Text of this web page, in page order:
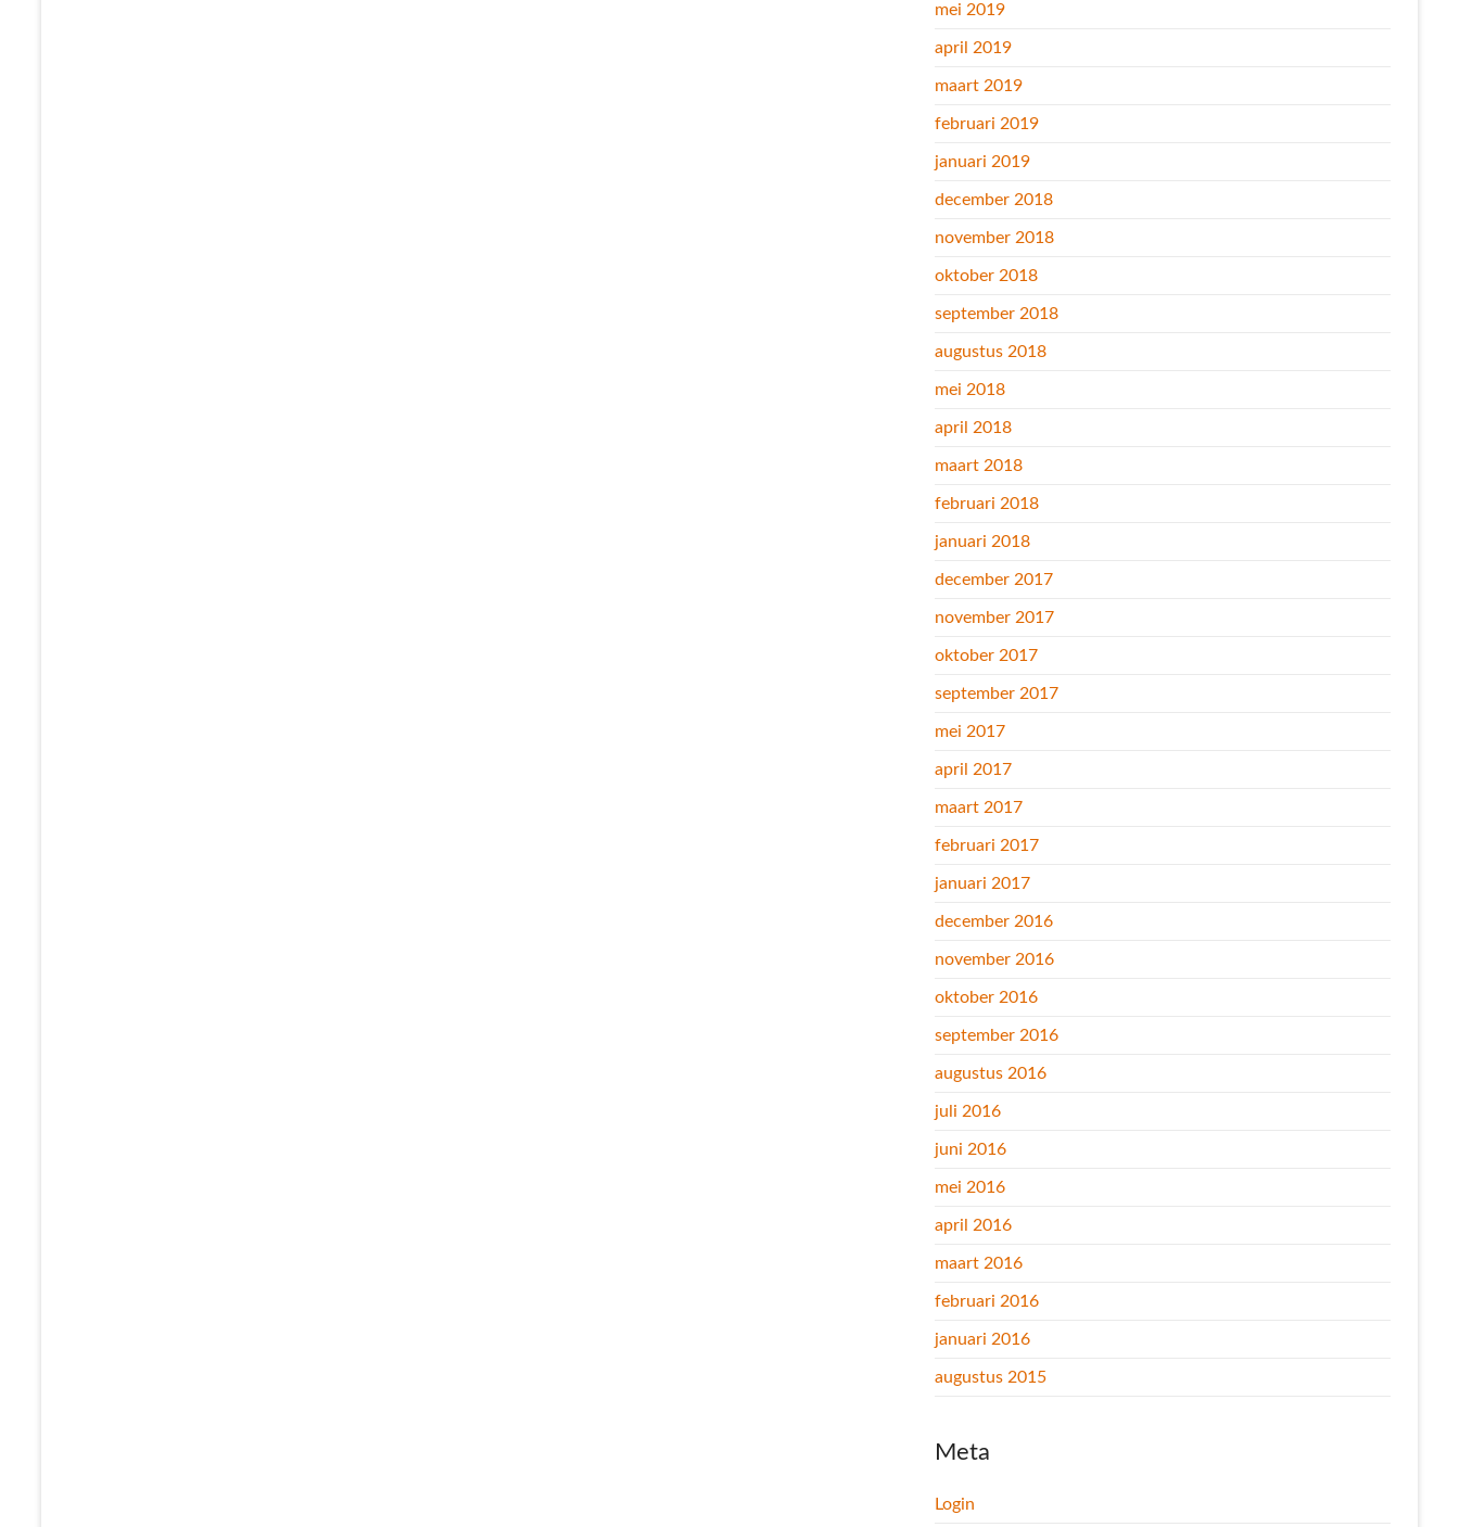
mei 2019
april 2019
maart 2019
februari 2019
januari 2019
december 2018
november 2018
oktober 2018
september 2018
augustus 2018
mei 2018
april 2018
maart 2018
februari 2018
januari 2018
december 2017
november 2017
oktober 2017
september 2017
mei 2017
april 2017
maart 2017
februari 2017
januari 2017
december 2016
november 2016
oktober 2016
september 2016
augustus 2016
juli 2016
juni 2016
mei 2016
april 2016
maart 2016
februari 2016
januari 2016
augustus 2015
Meta
Login